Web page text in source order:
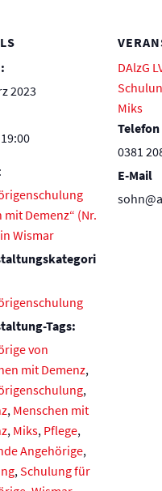
2023
mit Demenz“ (Nr.
Wismar
Tags:
von
mit Demenz,
,
, Menschen mit
, Miks, Pflege,
Angehörige,
,Schulung für
DAlzG
Miks
Telefon
0381
E-Mail